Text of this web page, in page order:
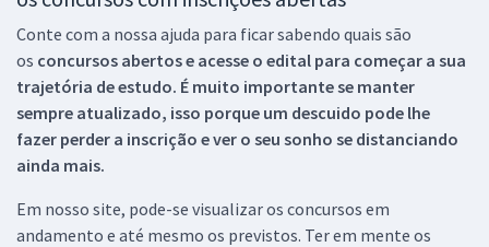
Conte com a nossa ajuda para ficar sabendo quais são
os concursos abertos e acesse o edital para começar a sua
trajetória de estudo. É muito importante se manter
sempre atualizado, isso porque um descuido pode lhe
fazer perder a inscrição e ver o seu sonho se distanciando
ainda mais.
Em nosso site, pode-se visualizar os concursos em
andamento e até mesmo os previstos. Ter em mente os